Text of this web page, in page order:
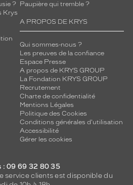
?
Krys
Paupière qui tremble ?
A PROPOS DE KRYS
Qui sommes-nous ?
Les preuves de la confiance
Espace Presse
A propos de KRYS GROUP
La Fondation KRYS GROUP
Recrutement
Charte de confidentialité
Mentions Légales
Politique des Cookies
Conditions générales d'utilisation
Accessibilité
Gérer les cookies
: 09 69 32 80 35
service clients est disponible du